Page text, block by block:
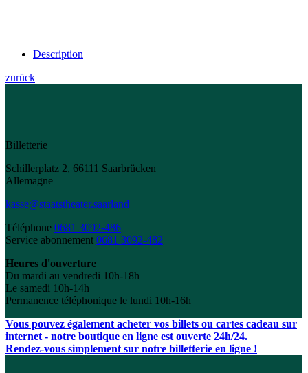
Description
zurück
Billetterie
Schillerplatz 2, 66111 Saarbrücken
Allemagne
kasse@staatstheater.saarland
Téléphone 0681 3092-486
Service abonnement 0681 3092-482
Heures d'ouverture
Du mardi au vendredi 10h-18h
Le samedi 10h-14h
Permanence téléphonique le lundi 10h-16h
Vous pouvez également acheter vos billets ou cartes cadeau sur
internet - notre boutique en ligne est ouverte 24h/24.
Rendez-vous simplement sur notre billetterie en ligne !